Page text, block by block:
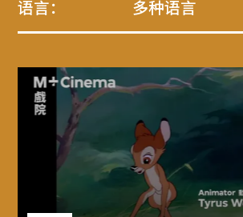
语言： 多种语言